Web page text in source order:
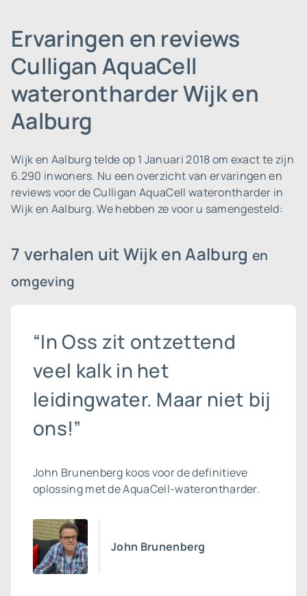
Ervaringen en reviews
Culligan AquaCell
waterontharder Wijk en
Aalburg
Wijk en Aalburg telde op 1 Januari 2018 om exact te zijn
6.290 inwoners. Nu een overzicht van ervaringen en
reviews voor de Culligan AquaCell waterontharder in
Wijk en Aalburg. We hebben ze voor u samengesteld:
7 verhalen uit Wijk en Aalburg en
omgeving
“In Oss zit ontzettend
veel kalk in het
leidingwater. Maar niet bij
ons!”
John Brunenberg koos voor de definitieve
oplossing met de AquaCell-waterontharder.
John Brunenberg